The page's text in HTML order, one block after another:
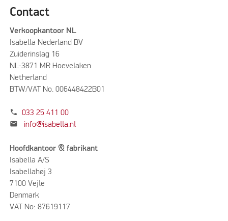
Contact
Verkoopkantoor NL
Isabella Nederland BV
Zuiderinslag 16
NL-3871 MR Hoevelaken
Netherland
BTW/VAT No. 006448422B01
phone 033 25 411 00
mail info@isabella.nl
Hoofdkantoor & fabrikant
Isabella A/S
Isabellahøj 3
7100 Vejle
Denmark
VAT No: 87619117